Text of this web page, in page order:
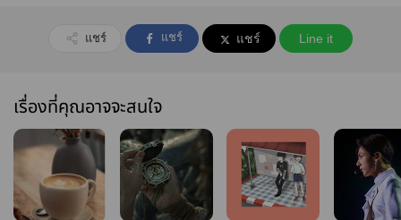
แชร์ แชร์ แชร์ Line it
เรื่องที่คุณอาจจะสนใจ